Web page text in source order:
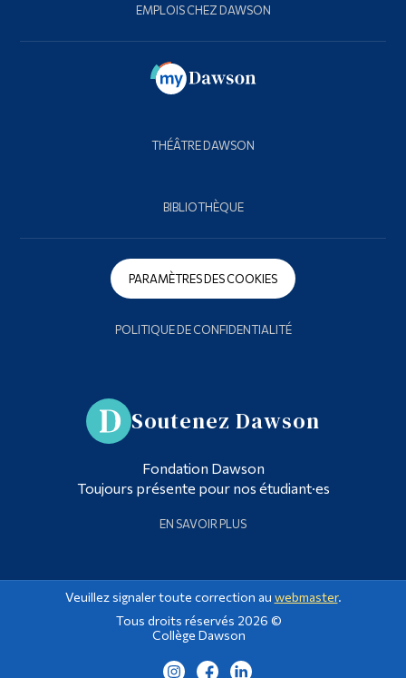
EMPLOIS CHEZ DAWSON
THÉÂTRE DAWSON
BIBLIOTHÈQUE
PARAMÈTRES DES COOKIES
POLITIQUE DE CONFIDENTIALITÉ
Soutenez Dawson
Fondation Dawson
Toujours présente pour nos étudiant·es
EN SAVOIR PLUS
Veuillez signaler toute correction au webmaster.
Tous droits réservés 2026 ©
Collège Dawson